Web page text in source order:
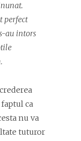
perfect
au intors
ca
nu va
tuturor